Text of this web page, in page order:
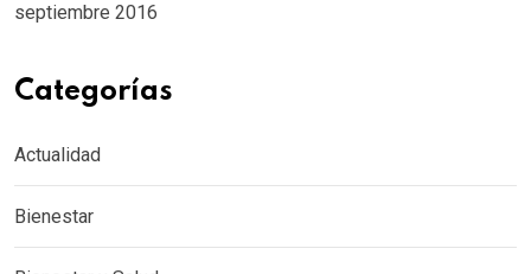
septiembre 2016
Categorías
Actualidad
Bienestar